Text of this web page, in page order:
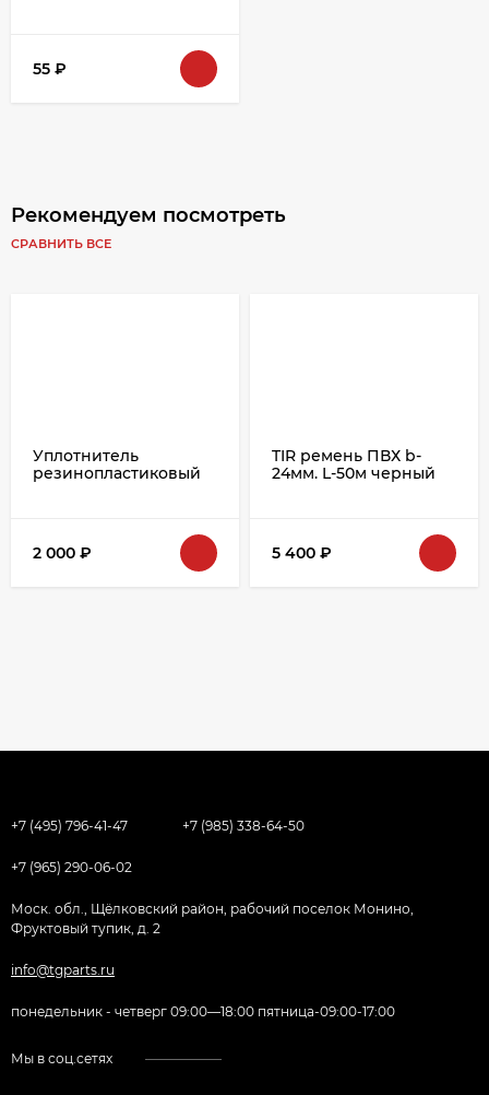
55 ₽
Рекомендуем посмотреть
СРАВНИТЬ ВСЕ
Уплотнитель
резинопластиковый
2 000 ₽
TIR ремень ПВХ b-
24мм. L-50м черный
5 400 ₽
+7 (495) 796-41-47 +7 (985) 338-64-50
+7 (965) 290-06-02
Моск. обл., Щёлковский район, рабочий поселок Монино,
Фруктовый тупик, д. 2
info@tgparts.ru
понедельник - четверг 09:00—18:00 пятница-09:00-17:00
Мы в соц.сетях